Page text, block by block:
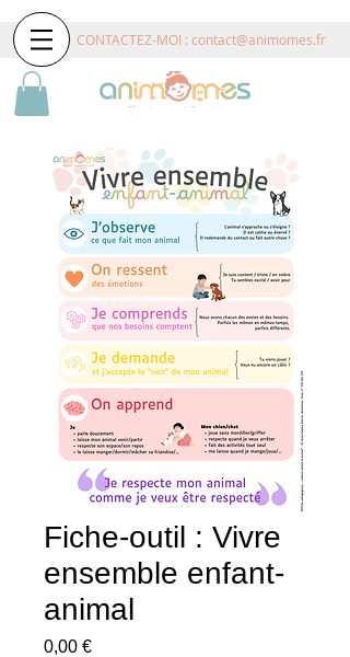
CONTACTEZ-MOI : contact@animomes.fr
Fiche-outil : Vivre
ensemble enfant-
animal
0,00 €Prix